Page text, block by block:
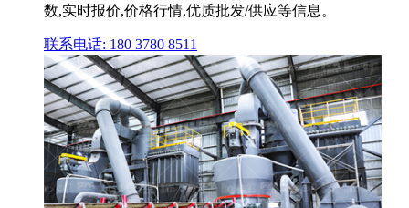
数,实时报价,价格行情,优质批发/供应等信息。
联系电话: 180 3780 8511